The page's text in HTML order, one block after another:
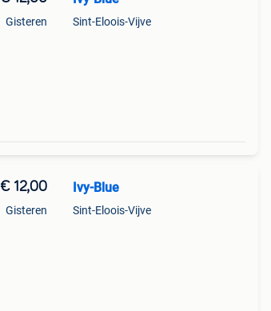
Gisteren Sint-Eloois-Vijve
€ 12,00
Gisteren
Ivy-Blue
Sint-Eloois-Vijve